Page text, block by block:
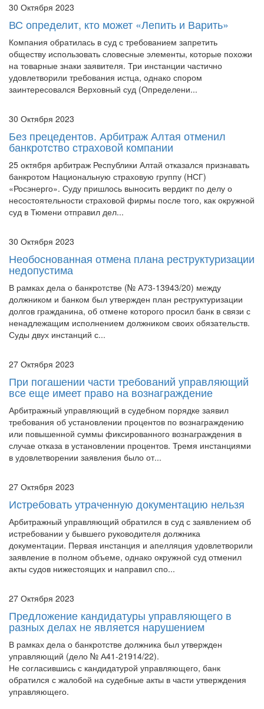
30 Октября 2023
ВС определит, кто может «Лепить и Варить»
Компания обратилась в суд с требованием запретить
обществу использовать словесные элементы, которые похожи
на товарные знаки заявителя. Три инстанции частично
удовлетворили требования истца, однако спором
заинтересовался Верховный суд (Определени...
30 Октября 2023
Без прецедентов. Арбитраж Алтая отменил
банкротство страховой компании
25 октября арбитраж Республики Алтай отказался признавать
банкротом Национальную страховую группу (НСГ)
«Росэнерго». Суду пришлось выносить вердикт по делу о
несостоятельности страховой фирмы после того, как окружной
суд в Тюмени отправил дел...
30 Октября 2023
Необоснованная отмена плана реструктуризации
недопустима
В рамках дела о банкротстве (№ А73-13943/20) между
должником и банком был утвержден план реструктуризации
долгов гражданина, об отмене которого просил банк в связи с
ненадлежащим исполнением должником своих обязательств.
Суды двух инстанций с...
27 Октября 2023
При погашении части требований управляющий
все еще имеет право на вознаграждение
Арбитражный управляющий в судебном порядке заявил
требования об установлении процентов по вознаграждению
или повышенной суммы фиксированного вознаграждения в
случае отказа в установлении процентов. Тремя инстанциями
в удовлетворении заявления было от...
27 Октября 2023
Истребовать утраченную документацию нельзя
Арбитражный управляющий обратился в суд с заявлением об
истребовании у бывшего руководителя должника
документации. Первая инстанция и апелляция удовлетворили
заявление в полном объеме, однако окружной суд отменил
акты судов нижестоящих и направил спо...
27 Октября 2023
Предложение кандидатуры управляющего в
разных делах не является нарушением
В рамках дела о банкротстве должника был утвержден
управляющий (дело № А41-21914/22).
Не согласившись с кандидатурой управляющего, банк
обратился с жалобой на судебные акты в части утверждения
управляющего.